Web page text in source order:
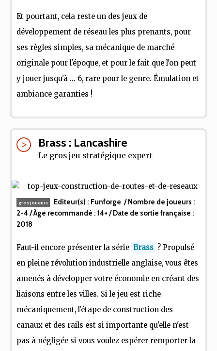
Et pourtant, cela reste un des jeux de
développement de réseau les plus prenants, pour
ses règles simples, sa mécanique de marché
originale pour l'époque, et pour le fait que l'on peut
y jouer jusqu'à ... 6, rare pour le genre. Émulation et
ambiance garanties !
Brass : Lancashire
Le gros jeu stratégique expert
gros joueurs Editeur(s) : Funforge / Nombre de joueurs :
2-4 / Âge recommandé : 14+ / Date de sortie française :
2018
Faut-il encore présenter la série Brass ? Propulsé
en pleine révolution industrielle anglaise, vous êtes
amenés à développer votre économie en créant des
liaisons entre les villes. Si le jeu est riche
mécaniquement, l'étape de construction des
canaux et des rails est si importante qu'elle n'est
pas à négligée si vous voulez espérer remporter la